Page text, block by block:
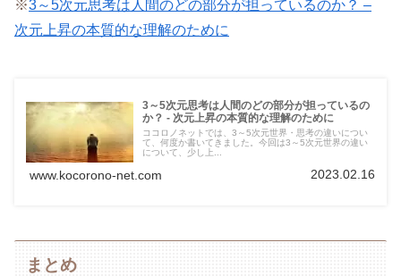
※3～5次元思考は人間のどの部分が担っているのか？ –
次元上昇の本質的な理解のために
3～5次元思考は人間のどの部分が担っているの
か？ - 次元上昇の本質的な理解のために
ココロノネットでは、3～5次元世界・思考の違いについ
て、何度か書いてきました。今回は3～5次元世界の違い
について、少し上...
www.kocorono-net.com 2023.02.16
まとめ